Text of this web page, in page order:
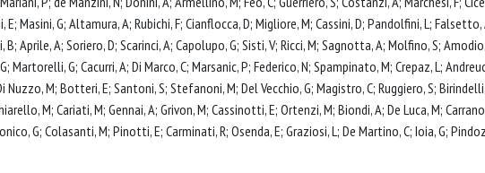
Masini, G; Altamura, A; Rubichi, F; Cianflocca, D; Migliore, M; Cassini, D; Pandolfini, L;
B; Aprile, A; Soriero, D; Scarinci, A; Capolupo, G; Sisti, V; Ricci, M; Sagnotta, A; Molfino, S;
Martorelli, G; Cacurri, A; Di Marco, C; Marsanic, P; Federico, N; Spampinato, M; Crepaz, L;
Nuzzo, M; Botteri, E; Santoni, S; Stefanoni, M; Del Vecchio, G; Magistro, C; Ruggiero, S;
M; Cariati, M; Gennai, A; Grivon, M; Cassinotti, E; Ortenzi, M; Biondi, A; De Luca, M;
G; Colasanti, M; Pinotti, E; Carminati, R; Osenda, E; Graziosi, L; De Martino, C; Ioia, G;